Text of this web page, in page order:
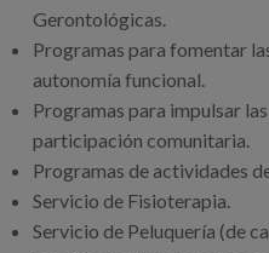
Gerontológicas.
Programas para fomentar
autonomía funcional.
Programas para impulsar
participación comunitaria.
Programas de actividades
Servicio de Fisioterapia.
Servicio de Peluquería (de